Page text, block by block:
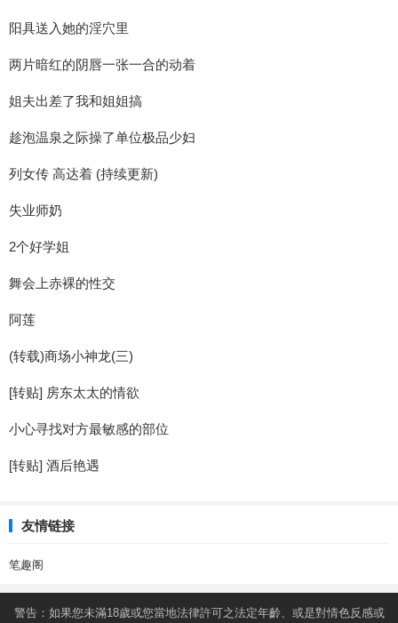
阳具送入她的淫穴里
两片暗红的阴唇一张一合的动着
姐夫出差了我和姐姐搞
趁泡温泉之际操了单位极品少妇
列女传 高达着 (持续更新)
失业师奶
2个好学姐
舞会上赤裸的性交
阿莲
(转载)商场小神龙(三)
[转贴] 房东太太的情欲
小心寻找对方最敏感的部位
[转贴] 酒后艳遇
友情链接
笔趣阁
警告：如果您未滿18歲或您當地法律許可之法定年齡、或是對情色反感或